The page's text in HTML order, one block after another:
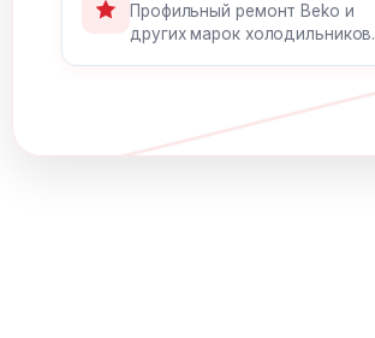
Профильный ремонт Beko и
других марок холодильников.